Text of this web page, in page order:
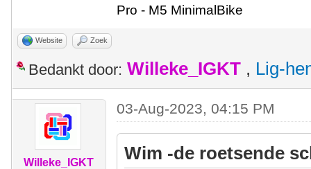
Pro - M5 MinimalBike
Website Zoek
Bedankt door: Willeke_IGKT , Lig-
Willeke_IGKT
03-Aug-2023, 04:15 PM
Wim -de roetsende